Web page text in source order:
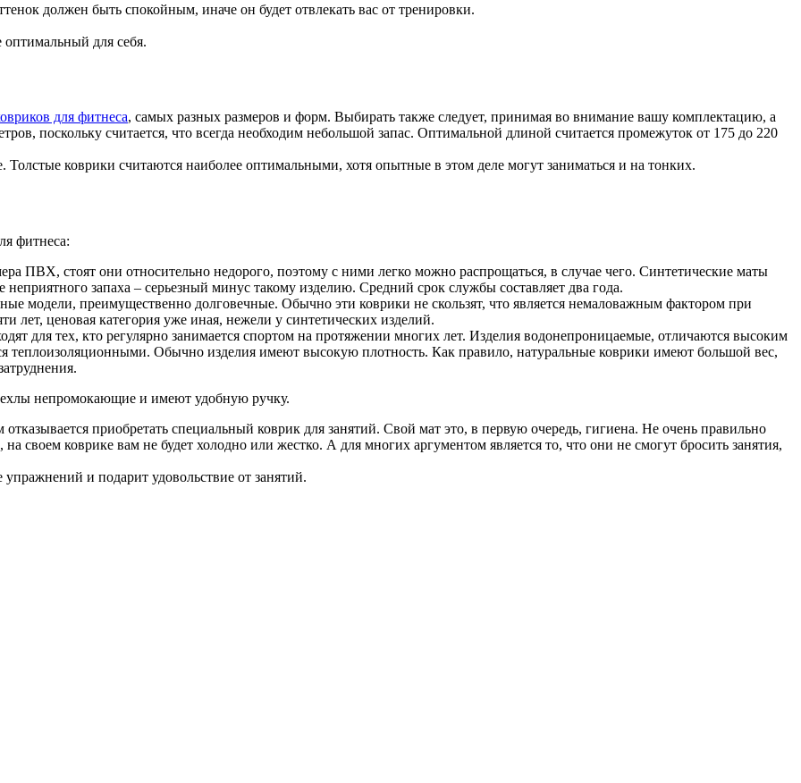
должен быть спокойным, иначе он будет отвлекать вас от тренировки.
для себя.
для фитнеса, самых разных размеров и форм. Выбирать также следует, принимая во внимание вашу комплектацию, а
поскольку считается, что всегда необходим небольшой запас. Оптимальной длиной считается промежуток от 175 до 220
коврики считаются наиболее оптимальными, хотя опытные в этом деле могут заниматься и на тонких.
фитнеса:
ПВХ, стоят они относительно недорого, поэтому с ними легко можно распрощаться, в случае чего. Синтетические маты
запаха – серьезный минус такому изделию. Средний срок службы составляет два года.
модели, преимущественно долговечные. Обычно эти коврики не скользят, что является немаловажным фактором при
лет, ценовая категория уже иная, нежели у синтетических изделий.
для тех, кто регулярно занимается спортом на протяжении многих лет. Изделия водонепроницаемые, отличаются высоким
теплоизоляционными. Обычно изделия имеют высокую плотность. Как правило, натуральные коврики имеют большой вес,
непромокающие и имеют удобную ручку.
приобретать специальный коврик для занятий. Свой мат это, в первую очередь, гигиена. Не очень правильно
своем коврике вам не будет холодно или жестко. А для многих аргументом является то, что они не смогут бросить занятия,
и подарит удовольствие от занятий.